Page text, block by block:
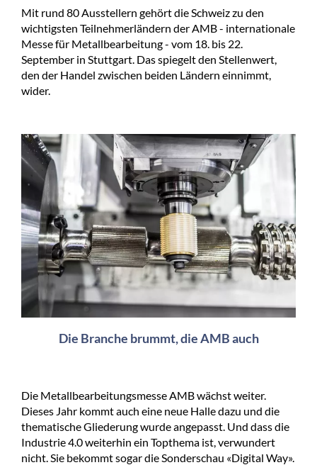
Mit rund 80 Ausstellern gehört die Schweiz zu den
wichtigsten Teilnehmerländern der AMB - internationale
Messe für Metallbearbeitung - vom 18. bis 22.
September in Stuttgart. Das spiegelt den Stellenwert,
den der Handel zwischen beiden Ländern einnimmt,
wider.
Die Branche brummt, die AMB auch
Die Metallbearbeitungsmesse AMB wächst weiter.
Dieses Jahr kommt auch eine neue Halle dazu und die
thematische Gliederung wurde angepasst. Und dass die
Industrie 4.0 weiterhin ein Topthema ist, verwundert
nicht. Sie bekommt sogar die Sonderschau «Digital Way».